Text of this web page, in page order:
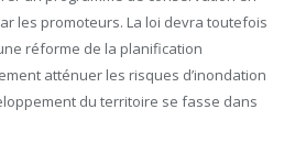
les promoteurs. La loi devra toutefois
réforme de la planification
atténuer les risques d’inondation
du territoire se fasse dans